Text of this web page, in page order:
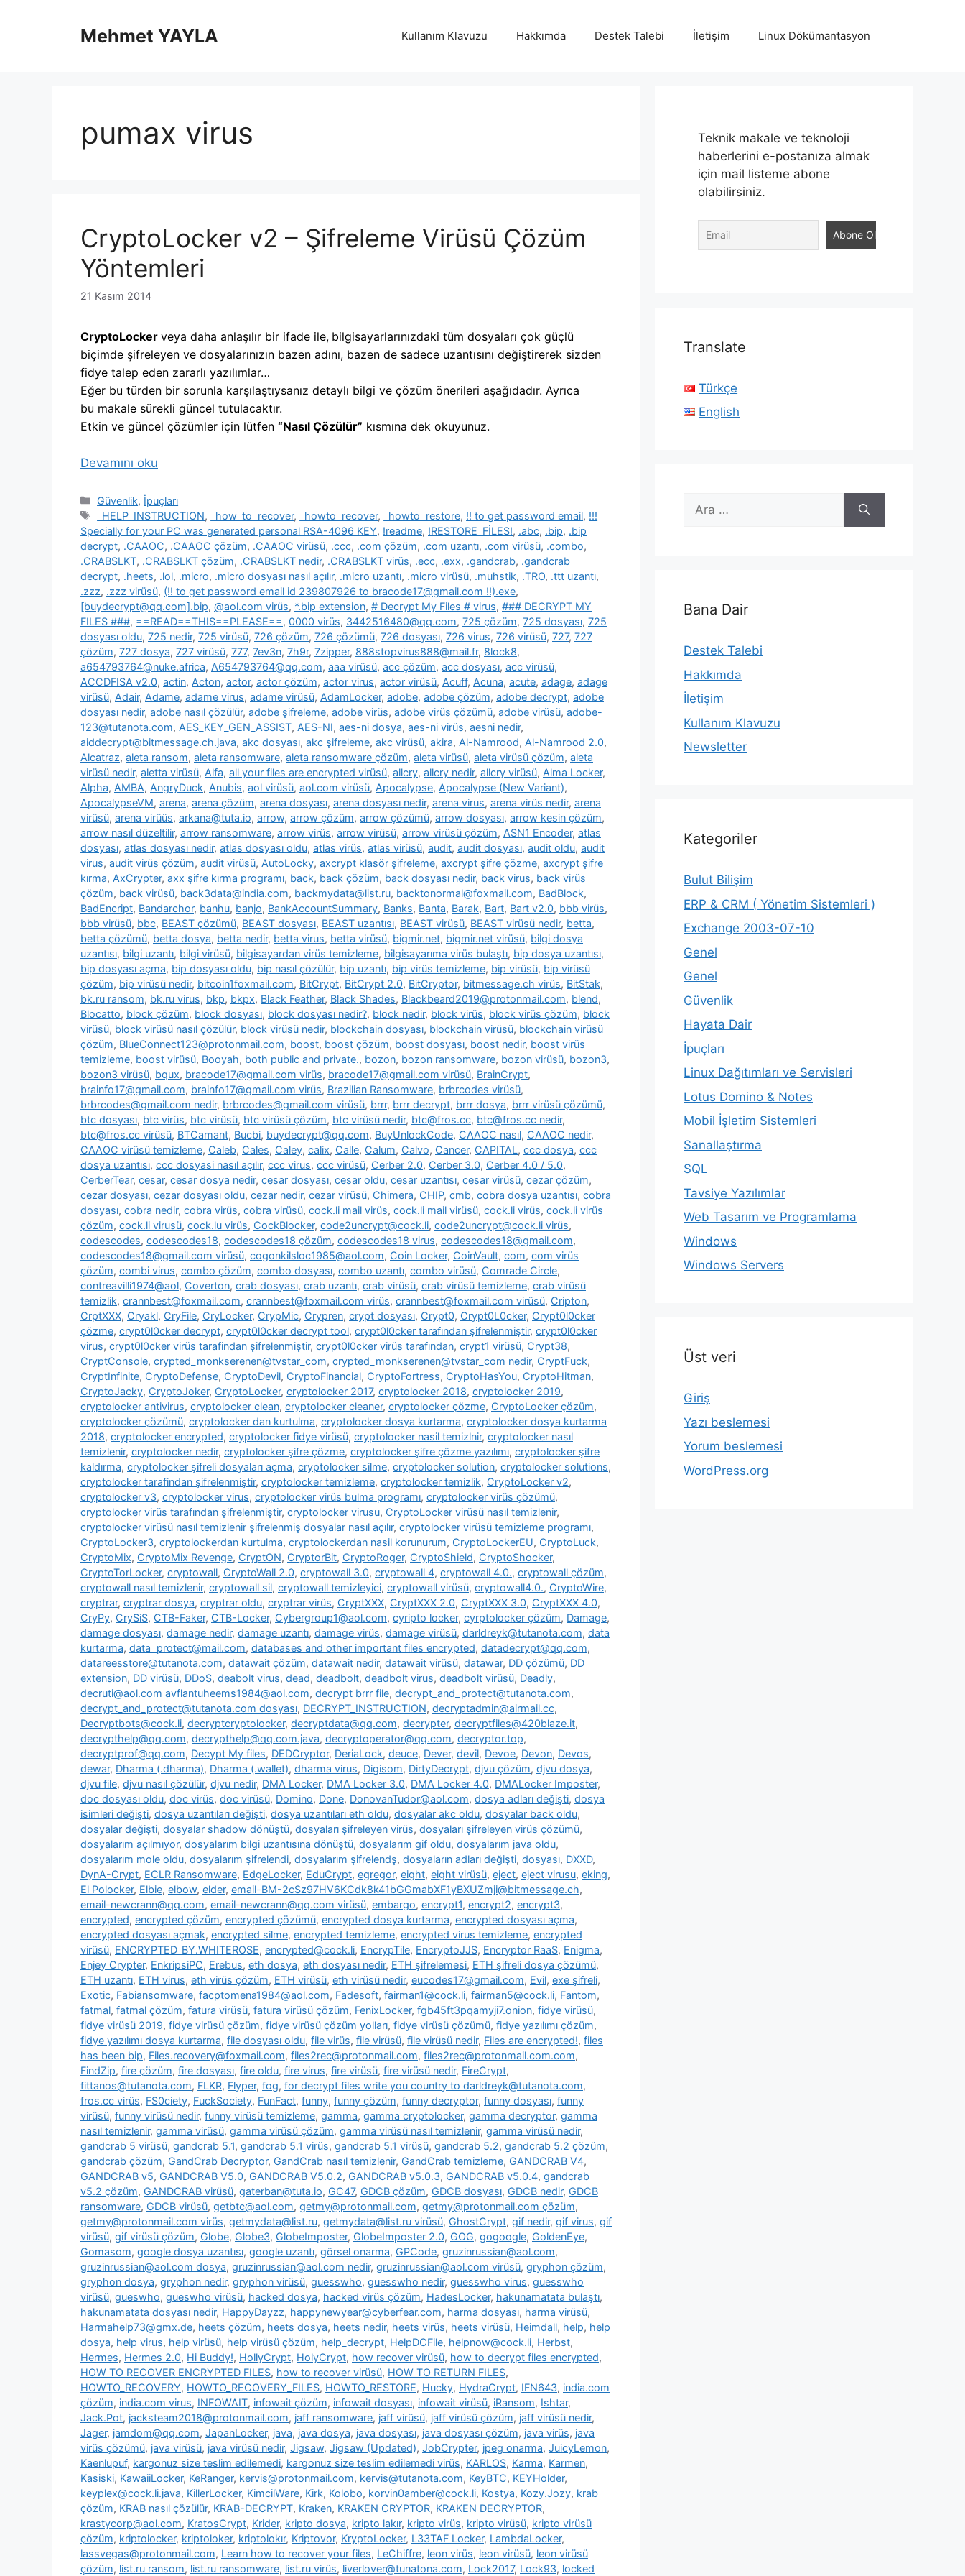
Mehmet YAYLA Kullanım Klavuzu Hakkımda Destek Talebi İletişim Linux Dökümantasyon
pumax virus
CryptoLocker v2 – Şifreleme Virüsü Çözüm
Yöntemleri
21 Kasım 2014
CryptoLocker veya daha anlaşılır bir ifade ile, bilgisayarlarınızdaki tüm dosyaları çok güçlü
biçimde şifreleyen ve dosyalarınızın bazen adını, bazen de sadece uzantısını değiştirerek sizden
fidye talep eden zararlı yazılımlar…
Eğer bu türden bir sorunla karşılaştıysanız detaylı bilgi ve çözüm önerileri aşağıdadır. Ayrıca
bu makale sürekli güncel tutulacaktır.
Etkin ve güncel çözümler için lütfen “Nasıl Çözülür” kısmına dek okuyunuz.
Devamını oku
Kategoriler
Güvenlik, İpuçları
Etiketler
_HELP_INSTRUCTION, _how_to_recover, _howto_recover, _howto_restore, !! to get password email, !!!
Specially for your PC was generated personal RSA-4096 KEY, !readme, !RESTORE_FİLES!, .abc, .bip, .bip
decrypt, .CAAOC, .CAAOC çözüm, .CAAOC virüsü, .ccc, .com çözüm, .com uzantı, .com virüsü, .combo,
.CRABSLKT, .CRABSLKT çözüm, .CRABSLKT nedir, .CRABSLKT virüs, .ecc, .exx, .gandcrab, .gandcrab
decrypt, .heets, .lol, .micro, .micro dosyası nasıl açılır, .micro uzantı, .micro virüsü, .muhstik, .TRO, .ttt uzantı,
.zzz, .zzz virüsü, (!! to get password email id 239807926 to bracode17@gmail.com !!).exe,
[buydecrypt@qq.com].bip, @aol.com virüs, *.bip extension, # Decrypt My Files # virus, ### DECRYPT MY
FILES ###, ==READ==THIS==PLEASE==, 0000 virüs, 3442516480@qq.com, 725 çözüm, 725 dosyası, 725
dosyası oldu, 725 nedir, 725 virüsü, 726 çözüm, 726 çözümü, 726 dosyası, 726 virus, 726 virüsü, 727, 727
çözüm, 727 dosya, 727 virüsü, 777, 7ev3n, 7h9r, 7zipper, 888stopvirus888@mail.fr, 8lock8,
a654793764@nuke.africa, A654793764@qq.com, aaa virüsü, acc çözüm, acc dosyası, acc virüsü,
ACCDFISA v2.0, actin, Acton, actor, actor çözüm, actor virus, actor virüsü, Acuff, Acuna, acute, adage, adage
virüsü, Adair, Adame, adame virus, adame virüsü, AdamLocker, adobe, adobe çözüm, adobe decrypt, adobe
dosyası nedir, adobe nasıl çözülür, adobe şifreleme, adobe virüs, adobe virüs çözümü, adobe virüsü, adobe-
123@tutanota.com, AES_KEY_GEN_ASSIST, AES-NI, aes-ni dosya, aes-ni virüs, aesni nedir,
aiddecrypt@bitmessage.ch.java, akc dosyası, akc şifreleme, akc virüsü, akira, Al-Namrood, Al-Namrood 2.0,
Alcatraz, aleta ransom, aleta ransomware, aleta ransomware çözüm, aleta virüsü, aleta virüsü çözüm, aleta
virüsü nedir, aletta virüsü, Alfa, all your files are encrypted virüsü, allcry, allcry nedir, allcry virüsü, Alma Locker,
Alpha, AMBA, AngryDuck, Anubis, aol virüsü, aol.com virüsü, Apocalypse, Apocalypse (New Variant),
ApocalypseVM, arena, arena çözüm, arena dosyası, arena dosyası nedir, arena virus, arena virüs nedir, arena
virüsü, arena virüüs, arkana@tuta.io, arrow, arrow çözüm, arrow çözümü, arrow dosyası, arrow kesin çözüm,
arrow nasıl düzeltilir, arrow ransomware, arrow virüs, arrow virüsü, arrow virüsü çözüm, ASN1 Encoder, atlas
dosyası, atlas dosyası nedir, atlas dosyası oldu, atlas virüs, atlas virüsü, audit, audit dosyası, audit oldu, audit
virus, audit virüs çözüm, audit virüsü, AutoLocky, axcrypt klasör şifreleme, axcrypt şifre çözme, axcrypt şifre
kırma, AxCrypter, axx şifre kırma programı, back, back çözüm, back dosyası nedir, back virus, back virüs
çözüm, back virüsü, back3data@india.com, backmydata@list.ru, backtonormal@foxmail.com, BadBlock,
BadEncript, Bandarchor, banhu, banjo, BankAccountSummary, Banks, Banta, Barak, Bart, Bart v2.0, bbb virüs,
bbb virüsü, bbc, BEAST çözümü, BEAST dosyası, BEAST uzantısı, BEAST virüsü, BEAST virüsü nedir, betta,
betta çözümü, betta dosya, betta nedir, betta virus, betta virüsü, bigmir.net, bigmir.net virüsü, bilgi dosya
uzantısı, bilgi uzantı, bilgi virüsü, bilgisayardan virüs temizleme, bilgisayarıma virüs bulaştı, bip dosya uzantısı,
bip dosyası açma, bip dosyası oldu, bip nasıl çözülür, bip uzantı, bip virüs temizleme, bip virüsü, bip virüsü
çözüm, bip virüsü nedir, bitcoin1foxmail.com, BitCrypt, BitCrypt 2.0, BitCryptor, bitmessage.ch virüs, BitStak,
bk.ru ransom, bk.ru virus, bkp, bkpx, Black Feather, Black Shades, Blackbeard2019@protonmail.com, blend,
Blocatto, block çözüm, block dosyası, block dosyası nedir?, block nedir, block virüs, block virüs çözüm, block
virüsü, block virüsü nasıl çözülür, block virüsü nedir, blockchain dosyası, blockchain virüsü, blockchain virüsü
çözüm, BlueConnect123@protonmail.com, boost, boost çözüm, boost dosyası, boost nedir, boost virüs
temizleme, boost virüsü, Booyah, both public and private., bozon, bozon ransomware, bozon virüsü, bozon3,
bozon3 virüsü, bqux, bracode17@gmail.com virüs, bracode17@gmail.com virüsü, BrainCrypt,
brainfo17@gmail.com, brainfo17@gmail.com virüs, Brazilian Ransomware, brbrcodes virüsü,
brbrcodes@gmail.com nedir, brbrcodes@gmail.com virüsü, brrr, brrr decrypt, brrr dosya, brrr virüsü çözümü,
btc dosyası, btc virüs, btc virüsü, btc virüsü çözüm, btc virüsü nedir, btc@fros.cc, btc@fros.cc nedir,
btc@fros.cc virüsü, BTCamant, Bucbi, buydecrypt@qq.com, BuyUnlockCode, CAAOC nasıl, CAAOC nedir,
CAAOC virüsü temizleme, Caleb, Cales, Caley, calix, Calle, Calum, Calvo, Cancer, CAPITAL, ccc dosya, ccc
dosya uzantısı, ccc dosyasi nasıl açılır, ccc virus, ccc virüsü, Cerber 2.0, Cerber 3.0, Cerber 4.0 / 5.0,
CerberTear, cesar, cesar dosya nedir, cesar dosyası, cesar oldu, cesar uzantısı, cesar virüsü, cezar çözüm,
cezar dosyası, cezar dosyası oldu, cezar nedir, cezar virüsü, Chimera, CHIP, cmb, cobra dosya uzantısı, cobra
dosyası, cobra nedir, cobra virüs, cobra virüsü, cock.li mail virüs, cock.li mail virüsü, cock.li virüs, cock.li virüs
çözüm, cock.li virusü, cock.lu virüs, CockBlocker, code2uncrypt@cock.li, code2uncrypt@cock.li virüs,
codescodes, codescodes18, codescodes18 çözüm, codescodes18 virus, codescodes18@gmail.com,
codescodes18@gmail.com virüsü, cogonkilsloc1985@aol.com, Coin Locker, CoinVault, com, com virüs
çözüm, combi virus, combo çözüm, combo dosyası, combo uzantı, combo virüsü, Comrade Circle,
contreavilli1974@aol, Coverton, crab dosyası, crab uzantı, crab virüsü, crab virüsü temizleme, crab virüsü
temizlik, crannbest@foxmail.com, crannbest@foxmail.com virüs, crannbest@foxmail.com virüsü, Cripton,
CrptXXX, Cryakl, CryFile, CryLocker, CrypMic, Crypren, crypt dosyası, Crypt0, Crypt0L0cker, Crypt0l0cker
çözme, crypt0l0cker decrypt, crypt0l0cker decrypt tool, crypt0l0cker tarafından şifrelenmiştir, crypt0l0cker
virus, crypt0l0cker virüs tarafindan şifrelenmiştir, crypt0l0cker virüs tarafından, crypt1 virüsü, Crypt38,
CryptConsole, crypted_monkserenen@tvstar_com, crypted_monkserenen@tvstar_com nedir, CryptFuck,
CryptInfinite, CryptoDefense, CryptoDevil, CryptoFinancial, CryptoFortress, CryptoHasYou, CryptoHitman,
CryptoJacky, CryptoJoker, CryptoLocker, cryptolocker 2017, cryptolocker 2018, cryptolocker 2019,
cryptolocker antivirus, cryptolocker clean, cryptolocker cleaner, cryptolocker çözme, CryptoLocker çözüm,
cryptolocker çözümü, cryptolocker dan kurtulma, cryptolocker dosya kurtarma, cryptolocker dosya kurtarma
2018, cryptolocker encrypted, cryptolocker fidye virüsü, cryptolocker nasil temizlnir, cryptolocker nasıl
temizlenir, cryptolocker nedir, cryptolocker şifre çözme, cryptolocker şifre çözme yazılımı, cryptolocker şifre
kaldırma, cryptolocker şifreli dosyaları açma, cryptolocker silme, cryptolocker solution, cryptolocker solutions,
cryptolocker tarafindan şifrelenmiştir, cryptolocker temizleme, cryptolocker temizlik, CryptoLocker v2,
cryptolocker v3, cryptolocker virus, cryptolocker virüs bulma programı, cryptolocker virüs çözümü,
cryptolocker virüs tarafından şifrelenmiştir, cryptolocker virusu, CryptoLocker virüsü nasıl temizlenir,
cryptolocker virüsü nasıl temizlenir şifrelenmiş dosyalar nasıl açılır, cryptolocker virüsü temizleme programı,
CryptoLocker3, cryptolockerdan kurtulma, cryptolockerdan nasil korunurum, CryptoLockerEU, CryptoLuck,
CryptoMix, CryptoMix Revenge, CryptON, CryptorBit, CryptoRoger, CryptoShield, CryptoShocker,
CryptoTorLocker, cryptowall, CryptoWall 2.0, cryptowall 3.0, cryptowall 4, cryptowall 4.0., cryptowall çözüm,
cryptowall nasıl temizlenir, cryptowall sil, cryptowall temizleyici, cryptowall virüsü, cryptowall4.0., CryptoWire,
cryptrar, cryptrar dosya, cryptrar oldu, cryptrar virüs, CryptXXX, CryptXXX 2.0, CryptXXX 3.0, CryptXXX 4.0,
CryPy, CrySiS, CTB-Faker, CTB-Locker, Cybergroup1@aol.com, cyripto locker, cyrptolocker çözüm, Damage,
damage dosyası, damage nedir, damage uzantı, damage virüs, damage virüsü, darldreyk@tutanota.com, data
kurtarma, data_protect@mail.com, databases and other important files encrypted, datadecrypt@qq.com,
datareesstore@tutanota.com, datawait çözüm, datawait nedir, datawait virüsü, datawar, DD çözümü, DD
extension, DD virüsü, DDoS, deabolt virus, dead, deadbolt, deadbolt virus, deadbolt virüsü, Deadly,
decruti@aol.com avflantuheems1984@aol.com, decrypt brrr file, decrypt_and_protect@tutanota.com,
decrypt_and_protect@tutanota.com dosyası, DECRYPT_INSTRUCTION, decryptadmin@airmail.cc,
Decryptbots@cock.li, decryptcryptolocker, decryptdata@qq.com, decrypter, decryptfiles@420blaze.it,
decrypthelp@qq.com, decrypthelp@qq.com.java, decryptoperator@qq.com, decryptor.top,
decryptprof@qq.com, Decypt My files, DEDCryptor, DeriaLock, deuce, Dever, devil, Devoe, Devon, Devos,
dewar, Dharma (.dharma), Dharma (.wallet), dharma virus, Digisom, DirtyDecrypt, djvu çözüm, djvu dosya,
djvu file, djvu nasıl çözülür, djvu nedir, DMA Locker, DMA Locker 3.0, DMA Locker 4.0, DMALocker Imposter,
doc dosyası oldu, doc virüs, doc virüsü, Domino, Done, DonovanTudor@aol.com, dosya adları değişti, dosya
isimleri değişti, dosya uzantıları değişti, dosya uzantıları eth oldu, dosyalar akc oldu, dosyalar back oldu,
dosyalar değişti, dosyalar shadow dönüştü, dosyaları şifreleyen virüs, dosyaları şifreleyen virüs çözümü,
dosyalarım açılmıyor, dosyalarım bilgi uzantısına dönüştü, dosyalarım gif oldu, dosyalarım java oldu,
dosyalarım mole oldu, dosyalarım şifrelendi, dosyalarım şifrelendş, dosyaların adları değişti, dosyası, DXXD,
DynA-Crypt, ECLR Ransomware, EdgeLocker, EduCrypt, egregor, eight, eight virüsü, eject, eject virusu, eking,
El Polocker, Elbie, elbow, elder, email-BM-2cSz97HV6KCdk8k41bGGmabXF1yBXUZmji@bitmessage.ch,
email-newcrann@qq.com, email-newcrann@qq.com virüsü, embargo, encrypt1, encrypt2, encrypt3,
encrypted, encrypted çözüm, encrypted çözümü, encrypted dosya kurtarma, encrypted dosyası açma,
encrypted dosyası açmak, encrypted silme, encrypted temizleme, encrypted virus temizleme, encrypted
virüsü, ENCRYPTED_BY.WHITEROSE, encrypted@cock.li, EncrypTile, EncryptoJJS, Encryptor RaaS, Enigma,
Enjey Crypter, EnkripsiPC, Erebus, eth dosya, eth dosyası nedir, ETH şifrelemesi, ETH şifreli dosya çözümü,
ETH uzantı, ETH virus, eth virüs çözüm, ETH virüsü, eth virüsü nedir, eucodes17@gmail.com, Evil, exe şifreli,
Exotic, Fabiansomware, facptomena1984@aol.com, Fadesoft, fairman1@cock.li, fairman5@cock.li, Fantom,
fatmal, fatmal çözüm, fatura virüsü, fatura virüsü çözüm, FenixLocker, fgb45ft3pqamyji7.onion, fidye virüsü,
fidye virüsü 2019, fidye virüsü çözüm, fidye virüsü çözüm yolları, fidye virüsü çözümü, fidye yazılımı çözüm,
fidye yazılımı dosya kurtarma, file dosyası oldu, file virüs, file virüsü, file virüsü nedir, Files are encrypted!, files
has been bip, Files.recovery@foxmail.com, files2rec@protonmail.com, files2rec@protonmail.com.com,
FindZip, fire çözüm, fire dosyası, fire oldu, fire virus, fire virüsü, fire virüsü nedir, FireCrypt,
fittanos@tutanota.com, FLKR, Flyper, fog, for decrypt files write you country to darldreyk@tutanota.com,
fros.cc virüs, FS0ciety, FuckSociety, FunFact, funny, funny çözüm, funny decryptor, funny dosyası, funny
virüsü, funny virüsü nedir, funny virüsü temizleme, gamma, gamma cryptolocker, gamma decryptor, gamma
nasıl temizlenir, gamma virüsü, gamma virüsü çözüm, gamma virüsü nasıl temizlenir, gamma virüsü nedir,
gandcrab 5 virüsü, gandcrab 5.1, gandcrab 5.1 virüs, gandcrab 5.1 virüsü, gandcrab 5.2, gandcrab 5.2 çözüm,
gandcrab çözüm, GandCrab Decryptor, GandCrab nasıl temizlenir, GandCrab temizleme, GANDCRAB V4,
GANDCRAB v5, GANDCRAB V5.0, GANDCRAB V5.0.2, GANDCRAB v5.0.3, GANDCRAB v5.0.4, gandcrab
v5.2 çözüm, GANDCRAB virüsü, gaterban@tuta.io, GC47, GDCB çözüm, GDCB dosyası, GDCB nedir, GDCB
ransomware, GDCB virüsü, getbtc@aol.com, getmy@protonmail.com, getmy@protonmail.com çözüm,
getmy@protonmail.com virüs, getmydata@list.ru, getmydata@list.ru virüsü, GhostCrypt, gif nedir, gif virus, gif
virüsü, gif virüsü çözüm, Globe, Globe3, GlobeImposter, GlobeImposter 2.0, GOG, gogoogle, GoldenEye,
Gomasom, google dosya uzantısı, google uzantı, görsel onarma, GPCode, gruzinrussian@aol.com,
gruzinrussian@aol.com dosya, gruzinrussian@aol.com nedir, gruzinrussian@aol.com virüsü, gryphon çözüm,
gryphon dosya, gryphon nedir, gryphon virüsü, guesswho, guesswho nedir, guesswho virus, guesswho
virüsü, gueswho, gueswho virüsü, hacked dosya, hacked virüs çözüm, HadesLocker, hakunamatata bulaştı,
hakunamatata dosyası nedir, HappyDayzz, happynewyear@cyberfear.com, harma dosyası, harma virüsü,
Harmahelp73@gmx.de, heets çözüm, heets dosya, heets nedir, heets virüs, heets virüsü, Heimdall, help, help
dosya, help virus, help virüsü, help virüsü çözüm, help_decrypt, HelpDCFile, helpnow@cock.li, Herbst,
Hermes, Hermes 2.0, Hi Buddy!, HollyCrypt, HolyCrypt, how recover virüsü, how to decrypt files encrypted,
HOW TO RECOVER ENCRYPTED FILES, how to recover virüsü, HOW TO RETURN FILES,
HOWTO_RECOVERY, HOWTO_RECOVERY_FILES, HOWTO_RESTORE, Hucky, HydraCrypt, IFN643, india.com
çözüm, india.com virus, INFOWAIT, infowait çözüm, infowait dosyası, infowait virüsü, iRansom, Ishtar,
Jack.Pot, jacksteam2018@protonmail.com, jaff ransomware, jaff virüsü, jaff virüsü çözüm, jaff virüsü nedir,
Jager, jamdom@qq.com, JapanLocker, java, java dosya, java dosyası, java dosyası çözüm, java virüs, java
virüs çözümü, java virüsü, java virüsü nedir, Jigsaw, Jigsaw (Updated), JobCrypter, jpeg onarma, JuicyLemon,
Kaenlupuf, kargonuz size teslim edilemedi, kargonuz size teslim edilemedi virüs, KARLOS, Karma, Karmen,
Kasiski, KawaiiLocker, KeRanger, kervis@protonmail.com, kervis@tutanota.com, KeyBTC, KEYHolder,
keyplex@cock.li.java, KillerLocker, KimcilWare, Kirk, Kolobo, korvin0amber@cock.li, Kostya, Kozy.Jozy, krab
çözüm, KRAB nasıl çözülür, KRAB-DECRYPT, Kraken, KRAKEN CRYPTOR, KRAKEN DECRYPTOR,
krastycorp@aol.com, KratosCrypt, Krider, kripto dosya, kripto lakır, kripto virüs, kripto virüsü, kripto virüsü
çözüm, kriptolocker, kriptoloker, kriptolokır, Kriptovor, KryptoLocker, L33TAF Locker, LambdaLocker,
lassvegas@protonmail.com, Learn how to recover your files, LeChiffre, leon virüs, leon virüsü, leon virüsü
çözüm, list.ru ransom, list.ru ransomware, list.ru virüs, liverlover@tunatona.com, Lock2017, Lock93, locked
Teknik makale ve teknoloji
haberlerini e-postanıza almak
için mail listeme abone
olabilirsiniz.
Translate
Türkçe
English
için
Bana Dair
Destek Talebi
Hakkımda
İletişim
Kullanım Klavuzu
Newsletter
Kategoriler
Bulut Bilişim
ERP & CRM ( Yönetim Sistemleri )
Exchange 2003-07-10
Genel
Genel
Güvenlik
Hayata Dair
İpuçları
Linux Dağıtımları ve Servisleri
Lotus Domino & Notes
Mobil İşletim Sistemleri
Sanallaştırma
SQL
Tavsiye Yazılımlar
Web Tasarım ve Programlama
Windows
Windows Servers
Üst veri
Giriş
Yazı beslemesi
Yorum beslemesi
WordPress.org